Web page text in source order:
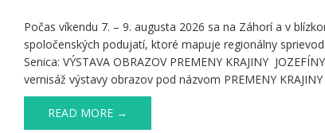
Počas víkendu 7. – 9. augusta 2026 sa na Záhorí a v
spoločenských podujatí, ktoré mapuje regionálny
Senica: VÝSTAVA OBRAZOV PREMENY KRAJINY
vernisáž výstavy obrazov pod názvom PREMENY
READ MORE →